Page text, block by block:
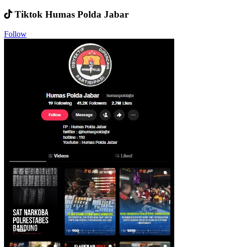
Tiktok Humas Polda Jabar
Follow